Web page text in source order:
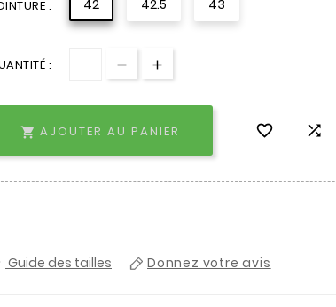
: 42 42.5 43
:
 AJOUTER AU PANIER  
Guide des tailles Donnez votre avis